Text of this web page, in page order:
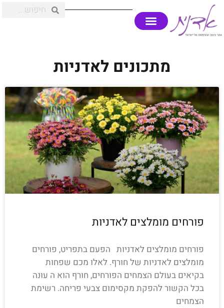
מתכונים לאדניות
פורחים מומלצים לאדניות
פורחים מומלצים לאדניות הפעם בתפריט, פורחים
מומלצים לאדניות של חורף. לאלו מכם שפחות
בקיאים בעולם הצמחים הפורחים, חורף הוא ה עונה
בכל הקשור להפקת מקסימום צבעי פריחה. רשימת
הצמחים